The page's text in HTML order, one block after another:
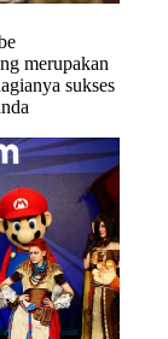
merupakan
sukses